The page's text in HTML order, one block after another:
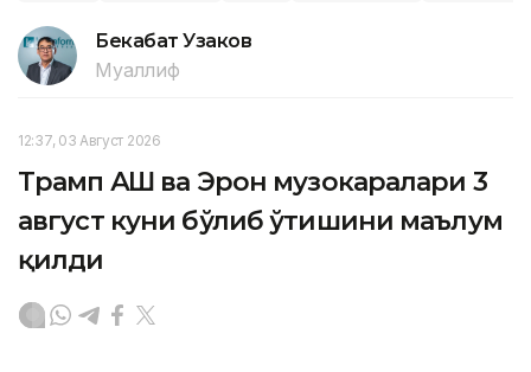
Бекабат Узаков
Муаллиф
12:37, 03 Август 2026
Трамп АҚШ ва Эрон музокаралари 3
август куни бўлиб ўтишини маълум
қилди